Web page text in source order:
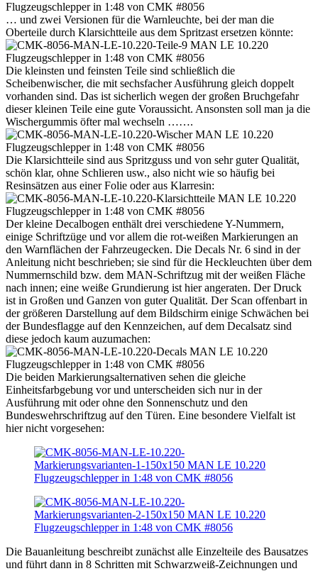
… und zwei Versionen für die Warnleuchte, bei der man die
Oberteile durch Klarsichtteile aus dem Spritzast ersetzen könnte:
Die kleinsten und feinsten Teile sind schließlich die
Scheibenwischer, die mit sechsfacher Ausführung gleich doppelt
vorhanden sind. Das ist sicherlich wegen der großen Bruchgefahr
dieser kleinen Teile eine gute Voraussicht. Ansonsten soll man ja die
Wischergummis öfter mal wechseln …….
Die Klarsichtteile sind aus Spritzguss und von sehr guter Qualität,
schön klar, ohne Schlieren usw., also nicht wie so häufig bei
Resinsätzen aus einer Folie oder aus Klarresin:
Der kleine Decalbogen enthält drei verschiedene Y-Nummern,
einige Schriftzüge und vor allem die rot-weißen Markierungen an
den Warnflächen der Fahrzeugecken. Die Decals Nr. 6 sind in der
Anleitung nicht beschrieben; sie sind für die Heckleuchten über dem
Nummernschild bzw. dem MAN-Schriftzug mit der weißen Fläche
nach innen; eine weiße Grundierung ist hier angeraten. Der Druck
ist in Großen und Ganzen von guter Qualität. Der Scan offenbart in
der größeren Darstellung auf dem Bildschirm einige Schwächen bei
der Bundesflagge auf den Kennzeichen, auf dem Decalsatz sind
diese jedoch kaum auzumachen:
Die beiden Markierungsalternativen sehen die gleiche
Einheitsfarbgebung vor und unterscheiden sich nur in der
Ausführung mit oder ohne den Sonnenschutz und den
Bundeswehrschriftzug auf den Türen. Eine besondere Vielfalt ist
hier nicht vorgesehen:
Die Bauanleitung beschreibt zunächst alle Einzelteile des Bausatzes
und führt dann in 8 Schritten mit Schwarzweiß-Zeichnungen und